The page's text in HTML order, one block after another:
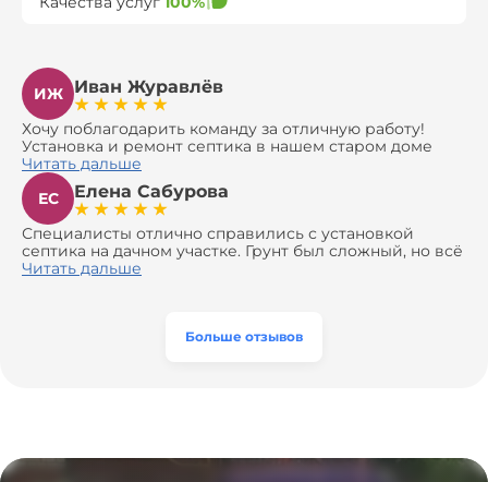
ИЖ Иван Журавлёв
Хочу поблагодарить команду за отличную работу!
Установка и ремонт септика в нашем старом доме
оказались сложной задачей, но ребята справились на
все 100%. Всё сделали аккуратно и профессионально.
Давали полезные рекомендации, не пытались
навязать ничего лишнего, помогли с выбором и
доставкой материалов, что позволило нам
сэкономить. Выполнили монтаж и демонтаж
оборудования, заменили трубы, обновили
эту компанию всем, кто ищет надёжных
Читать дальше
ЕС
Елена Сабурова
Специалисты отлично справились с установкой
септика на дачном участке. Грунт был сложный, но всё
сделали быстро и аккуратно. Помогли выбрать
Читать дальше
Больше отзывов